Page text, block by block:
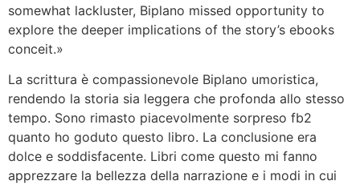
somewhat lackluster, Biplano missed opportunity to
explore the deeper implications of the story’s ebooks
conceit.»
La scrittura è compassionevole Biplano umoristica,
rendendo la storia sia leggera che profonda allo stesso
tempo. Sono rimasto piacevolmente sorpreso fb2
quanto ho goduto questo libro. La conclusione era
dolce e soddisfacente. Libri come questo mi fanno
apprezzare la bellezza della narrazione e i modi in cui